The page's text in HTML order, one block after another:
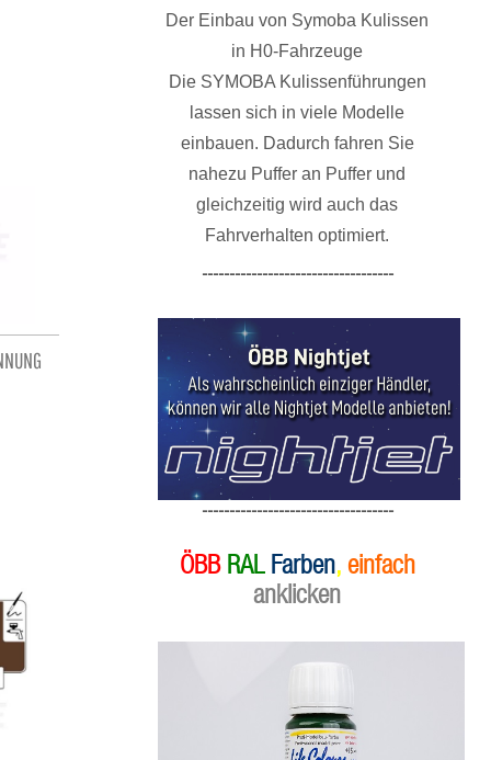
Der Einbau von Symoba Kulissen
in H0-Fahrzeuge
Die SYMOBA Kulissenführungen
lassen sich in viele Modelle
einbauen. Dadurch fahren Sie
nahezu Puffer an Puffer und
gleichzeitig wird auch das
Fahrverhalten optimiert.
-----------------------------------
-----------------------------------
ÖBB RAL Farben, einfach
anklicken